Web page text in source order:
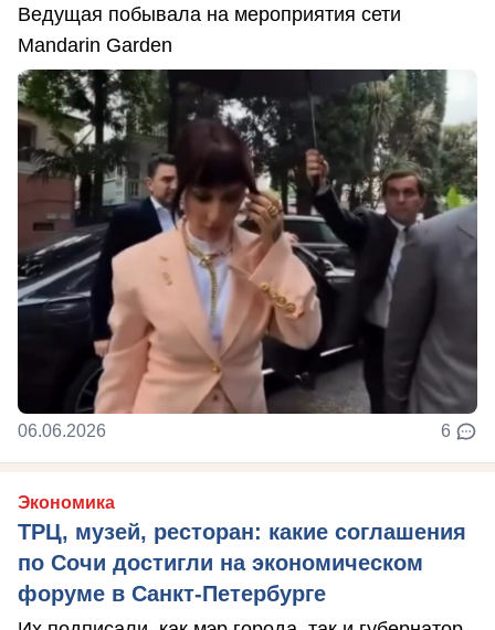
Ведущая побывала на мероприятия сети
Mandarin Garden
06.06.2026 6
Экономика
ТРЦ, музей, ресторан: какие соглашения
по Сочи достигли на экономическом
форуме в Санкт-Петербурге